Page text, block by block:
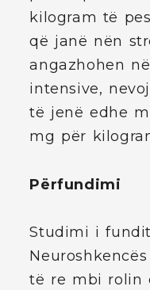
kilogram të
që janë nën
angazhohen
intensive,
të jenë edhe
mg për
Përfundimi
Studimi i
të re mbi rolin